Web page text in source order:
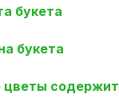
букета
букета
цветы содержит